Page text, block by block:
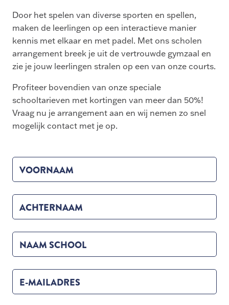
Door het spelen van diverse sporten en spellen,
maken de leerlingen op een interactieve manier
kennis met elkaar en met padel. Met ons scholen
arrangement breek je uit de vertrouwde gymzaal en
zie je jouw leerlingen stralen op een van onze courts.
Profiteer bovendien van onze speciale
schooltarieven met kortingen van meer dan 50%!
Vraag nu je arrangement aan en wij nemen zo snel
mogelijk contact met je op.
VOORNAAM
ACHTERNAAM
NAAM SCHOOL
E-MAILADRES